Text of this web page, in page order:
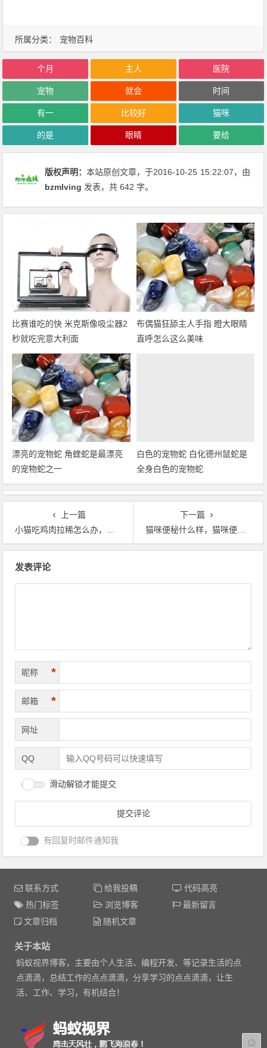
所属分类： 宠物百科
个月 主人 医院
宠物 就会 时间
有一 比较好 猫咪
的是 眼睛 要给
版权声明：本站原创文章，于2016-10-25 15:22:07，由
bzmlving 发表，共 642 字。
比赛谁吃的快 米克斯像吸尘器2
秒就吃完意大利面
布偶猫狂舔主人手指 瞪大眼睛
直呼怎么这么美味
漂亮的宠物蛇 角蝰蛇是最漂亮
的宠物蛇之一
白色的宠物蛇 白化德州鼠蛇是
全身白色的宠物蛇
上一篇
小猫吃鸡肉拉稀怎么办，猫咪吃鸡肉拉肚子
下一篇
猫咪便秘什么样，猫咪便秘给他吃什么好
发表评论
昵称 *
邮箱 *
网址
QQ
滑动解锁才能提交
有回复时邮件通知我
联系方式 给我投稿
代码高亮
热门标签
浏览博客
最新留言
文章归档
随机文章
关于本站
蚂蚁视界博客，主要由个人生活、编程开发、等记录生活的点
点滴滴，总结工作的点点滴滴，分享学习的点点滴滴，让生
活、工作、学习，有机结合！